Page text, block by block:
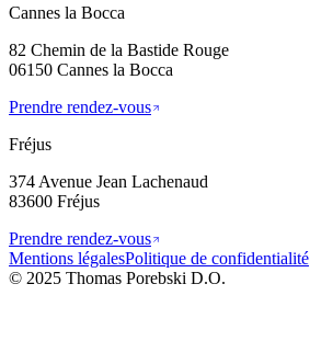
Cannes la Bocca
82 Chemin de la Bastide Rouge
06150 Cannes la Bocca
Prendre rendez-vous
Fréjus
374 Avenue Jean Lachenaud
83600 Fréjus
Prendre rendez-vous
Mentions légalesPolitique de confidentialité
© 2025 Thomas Porebski D.O.